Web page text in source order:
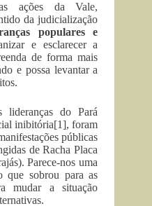
ações da Vale,
da judicialização
populares e
e esclarecer a
de forma mais
e possa levantar a
lideranças do Pará
inibitória[1], foram
públicas
de Racha Placa
Parece-nos uma
que sobrou para as
mudar a situação